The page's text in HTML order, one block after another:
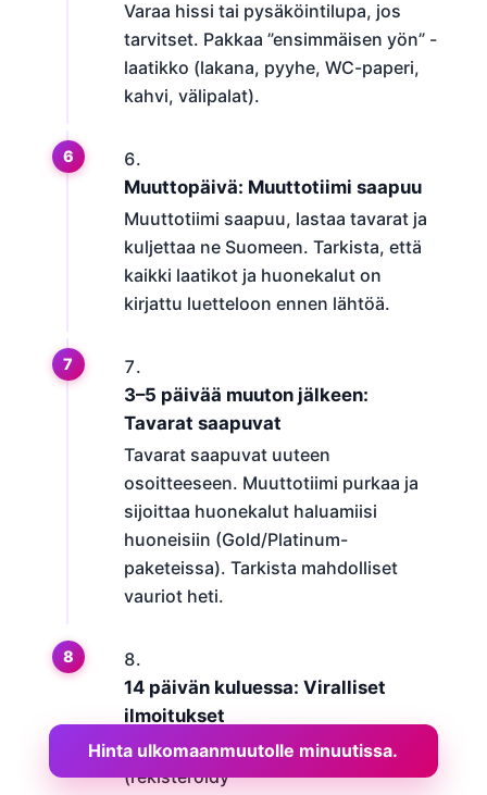
Varaa hissi tai pysäköintilupa, jos
tarvitset. Pakkaa ”ensimmäisen yön” -
laatikko (lakana, pyyhe, WC-paperi,
kahvi, välipalat).
Muuttopäivä: Muuttotiimi saapuu
Muuttotiimi saapuu, lastaa tavarat ja
kuljettaa ne Suomeen. Tarkista, että
kaikki laatikot ja huonekalut on
kirjattu luetteloon ennen lähtöä.
3–5 päivää muuton jälkeen:
Tavarat saapuvat
Tavarat saapuvat uuteen
osoitteeseen. Muuttotiimi purkaa ja
sijoittaa huonekalut haluamiisi
huoneisiin (Gold/Platinum-
paketeissa). Tarkista mahdolliset
vauriot heti.
14 päivän kuluessa: Viralliset
ilmoitukset
Ilmoita muuttosi maistraattiin
(rekisteröidy
Hinta ulkomaanmuutolle minuutissa.